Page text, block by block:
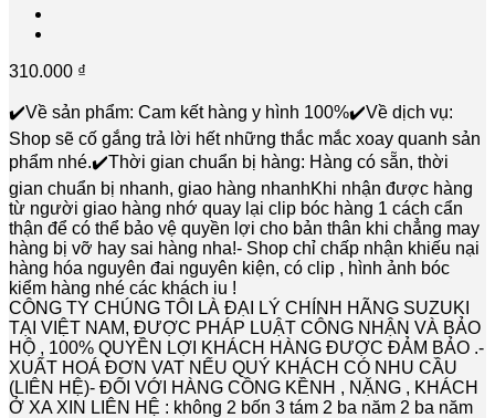
310.000 ₫
✔️Về sản phẩm: Cam kết hàng y hình 100%✔️Về dịch vụ:
Shop sẽ cố gắng trả lời hết những thắc mắc xoay quanh sản
phẩm nhé.✔️Thời gian chuẩn bị hàng: Hàng có sẵn, thời
gian chuẩn bị nhanh, giao hàng nhanhKhi nhận được hàng
từ người giao hàng nhớ quay lại clip bóc hàng 1 cách cẩn
thận để có thể bảo vệ quyền lợi cho bản thân khi chẳng may
hàng bị vỡ hay sai hàng nha!- Shop chỉ chấp nhận khiếu nại
hàng hóa nguyên đai nguyên kiện, có clip , hình ảnh bóc
kiểm hàng nhé các khách iu !
CÔNG TY CHÚNG TÔI LÀ ĐẠI LÝ CHÍNH HÃNG SUZUKI
TẠI VIỆT NAM, ĐƯỢC PHÁP LUẬT CÔNG NHẬN VÀ BẢO
HỘ , 100% QUYỀN LỢI KHÁCH HÀNG ĐƯỢC ĐẢM BẢO .-
XUẤT HOÁ ĐƠN VAT NẾU QUÝ KHÁCH CÓ NHU CẦU
(LIÊN HỆ)- ĐỐI VỚI HÀNG CỒNG KỀNH , NẶNG , KHÁCH
Ở XA XIN LIÊN HỆ : không 2 bốn 3 tám 2 ba năm 2 ba năm